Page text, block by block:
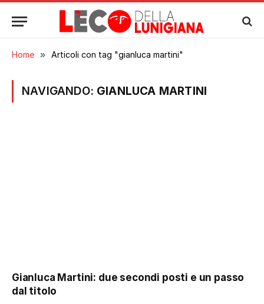
Home » Articoli con tag "gianluca martini"
NAVIGANDO: GIANLUCA MARTINI
Gianluca Martini: due secondi posti e un passo
dal titolo